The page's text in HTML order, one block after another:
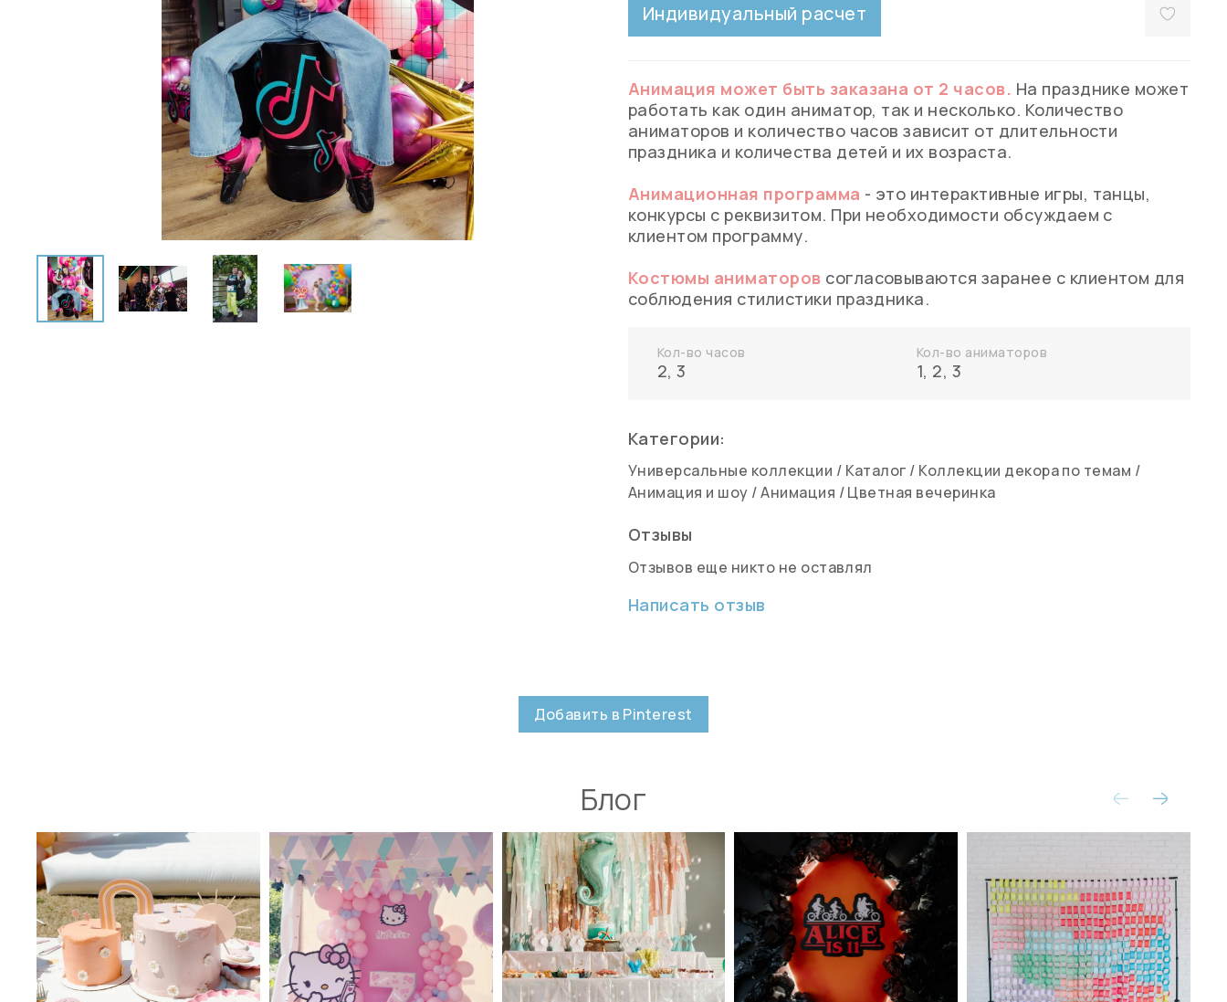
Индивидуальный расчет
Анимация может быть заказана от 2 часов. На празднике может
работать как один аниматор, так и несколько. Количество
аниматоров и количество часов зависит от длительности
праздника и количества детей и их возраста.
Анимационная программа - это интерактивные игры, танцы,
конкурсы с реквизитом. При необходимости обсуждаем с
клиентом программу.
Костюмы аниматоров согласовываются заранее с клиентом для
соблюдения стилистики праздника.
Кол-во часов
2,3
Кол-во аниматоров
1, 2, 3
Категории:
Универсальные коллекции / Каталог / Коллекции декора по темам /
Анимация и шоу /Анимация /Цветная вечеринка
Отзывы
Отзывов еще никто не оставлял
Написать отзыв
Добавить в Pinterest
Блог